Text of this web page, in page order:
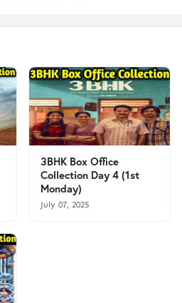
3BHK Box Office
Collection Day 4 (1st
Monday)
July 07, 2025